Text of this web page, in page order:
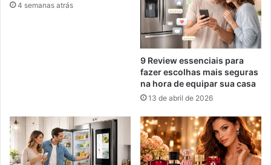
4 semanas atrás
9 Review essenciais para
fazer escolhas mais seguras
na hora de equipar sua casa
13 de abril de 2026